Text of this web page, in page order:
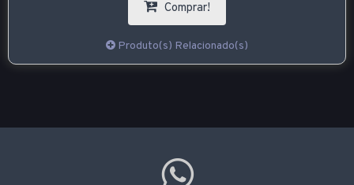
Comprar!
Produto(s) Relacionado(s)